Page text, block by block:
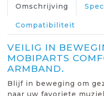
Omschrijving
Compatibiliteit
VEILIG IN
MOBIPARTS
ARMBAND.
Blijf in beweging om
naar uw favoriete